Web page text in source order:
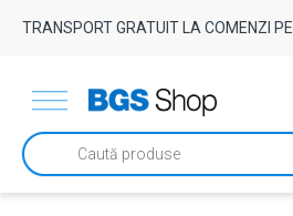
TRANSPORT GRATUIT LA COMENZI
Products
search